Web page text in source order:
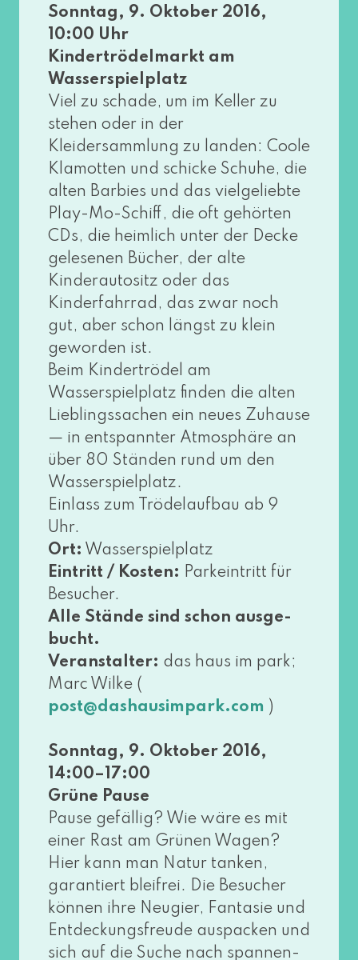
Sonntag, 9. Oktober 2016,
10:00 Uhr
Kindertrödelmarkt am
Wasserspielplatz
Viel zu scha­de, um im Keller zu
ste­hen oder in der
Kleidersammlung zu lan­den: Coole
Klamotten und schi­cke Schuhe, die
alten Barbies und das viel­ge­lieb­te
Play-Mo-Schiff, die oft gehör­ten
CDs, die heim­lich unter der Decke
gele­se­nen Bücher, der alte
Kinderautositz oder das
Kinderfahrrad, das zwar noch
gut, aber schon längst zu klein
gewor­den ist.
Beim Kindertrödel am
Wasserspielplatz fin­den die alten
Lieblingssachen ein neu­es Zuhause
— in ent­spann­ter Atmosphäre an
über 80 Ständen rund um den
Wasserspielplatz.
Einlass zum Trödelaufbau ab 9
Uhr.
Ort: Wasserspielplatz
Eintritt / Kosten: Parkeintritt für
Besucher.
Alle Stände sind schon aus­ge­
bucht.
Veranstalter: das haus im park;
Marc Wilke (
post@​dashausimpark.​com )
Sonntag, 9. Oktober 2016,
14:00–17:00
Grüne Pause
Pause gefäl­lig? Wie wäre es mit
einer Rast am Grünen Wagen?
Hier kann man Natur tan­ken,
garan­tiert blei­frei. Die Besucher
kön­nen ihre Neugier, Fantasie und
Entdeckungsfreude aus­pa­cken und
sich auf die Suche nach span­nen­